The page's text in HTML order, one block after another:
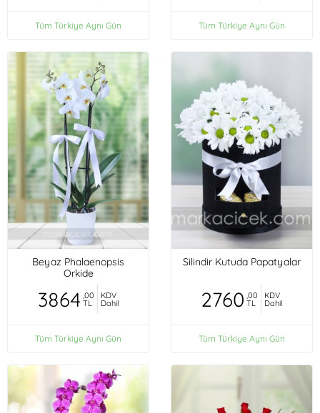
Tüm Türkiye Aynı Gün Tüm Türkiye Aynı Gün
Beyaz Phalaenopsis
Orkide
3864 ,00
TL
KDV
Dahil
Tüm Türkiye Aynı Gün
Silindir Kutuda Papatyalar
2760 ,00
TL
KDV
Dahil
Tüm Türkiye Aynı Gün